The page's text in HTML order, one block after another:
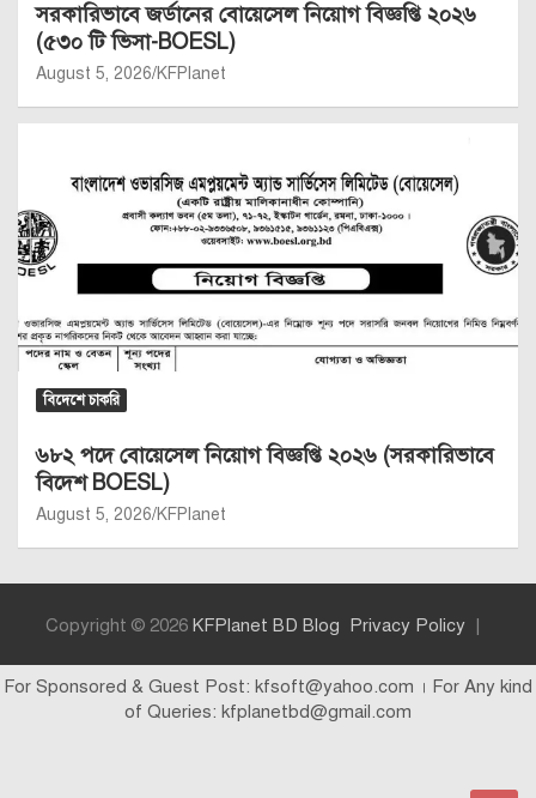
সরকারিভাবে জর্ডানের বোয়েসেল নিয়োগ বিজ্ঞপ্তি ২০২৬
(৫৩০ টি ভিসা-BOESL)
August 5, 2026 KFPlanet
বিদেশে চাকরি
৬৮২ পদে বোয়েসেল নিয়োগ বিজ্ঞপ্তি ২০২৬ (সরকারিভাবে
বিদেশ BOESL)
August 5, 2026 KFPlanet
Copyright © 2026 KFPlanet BD Blog Privacy Policy
For Sponsored & Guest Post: kfsoft@yahoo.com । For Any kind
of Queries: kfplanetbd@gmail.com